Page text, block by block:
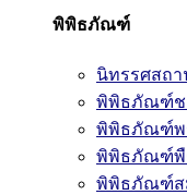
พิพิธภัณฑ์
นิทรรศสถา
พิพิธภัณฑ์ช
พิพิธภัณฑ์พ
พิพิธภัณฑ์พื
พิพิธภัณฑ์ส